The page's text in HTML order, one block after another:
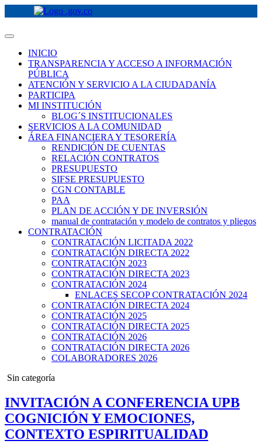
INICIO
TRANSPARENCIA Y ACCESO A INFORMACIÓN
PÚBLICA
ATENCIÓN Y SERVICIO A LA CIUDADANÍA
PARTICIPA
MI INSTITUCIÓN
BLOG´S INSTITUCIONALES
SERVICIOS A LA COMUNIDAD
ÁREA FINANCIERA Y TESORERÍA
RENDICIÓN DE CUENTAS
RELACIÓN CONTRATOS
PRESUPUESTO
SIFSE PRESUPUESTO
CGN CONTABLE
PAA
PLAN DE ACCIÓN Y DE INVERSIÓN
manual de contratación y modelo de contratos y pliegos
CONTRATACIÓN
CONTRATACIÓN LICITADA 2022
CONTRATACIÓN DIRECTA 2022
CONTRATACIÓN 2023
CONTRATACIÓN DIRECTA 2023
CONTRATACIÓN 2024
ENLACES SECOP CONTRATACIÓN 2024
CONTRATACIÓN DIRECTA 2024
CONTRATACIÓN 2025
CONTRATACIÓN DIRECTA 2025
CONTRATACIÓN 2026
CONTRATACIÓN DIRECTA 2026
COLABORADORES 2026
Posted
Sin categoría
INVITACIÓN A CONFERENCIA UPB
COGNICIÓN Y EMOCIONES,
CONTEXTO ESPIRITUALIDAD